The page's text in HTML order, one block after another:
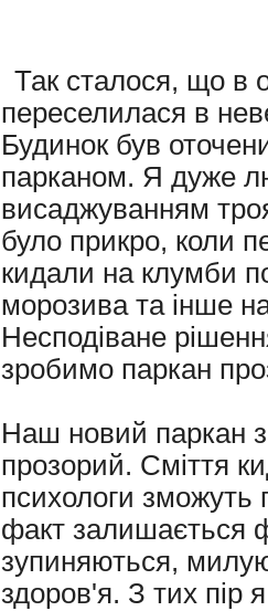
Так сталося, що в
переселилася в
Будинок був
парканом. Я дуже
висаджуванням
було прикро, коли
кидали на клумби
морозива та інше
Несподіване
зробимо паркан
Наш новий паркан з
прозорий. Сміття
психологи
факт залишається
зупиняються,
здоров'я. З тих пір